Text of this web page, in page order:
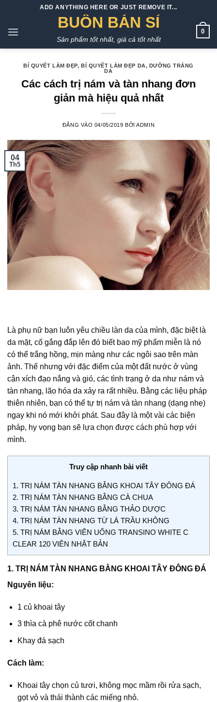
nội
ADD ANYTHING HERE OR JUST REMOVE IT...
BUÔN BÁN SỈ
Sản phẩm tốt nhất, giá cả tốt nhất
0
BÍ QUYẾT LÀM ĐẸP,BÍ QUYẾT LÀM ĐẸP DA, DƯỠNG TRẮNG
DA
Các cách trị nám và tàn nhang đơn
giản mà hiệu quả nhất
ĐĂNG VÀO 04/05/2019 BỞIADMIN
04
Th5
Là phụ nữ bạn luôn yêu chiều làn da của mình, đặc biệt là
da mặt, cố gắng đắp lên đó biết bao mỹ phẩm miễn là nó
có thể trắng hồng, mịn màng như các ngôi sao trên màn
ảnh. Thế nhưng với đặc điểm của một đất nước ở vùng
cận xích đạo nắng và gió, các tình trạng ở da như nám và
tàn nhang, lão hóa da xảy ra rất nhiều. Bằng các liệu pháp
thiên nhiên, bạn có thể tự trị nám và tàn nhang (dạng nhẹ)
ngay khi nó mới khởi phát. Sau đây là một vài các biện
pháp, hy vọng bạn sẽ lựa chọn được cách phù hợp với
mình.
Truy cập nhanh bài viết
1. TRỊ NÁM TÀN NHANG BẰNG KHOAI TÂY ĐÔNG ĐÁ
2. TRỊ NÁM TÀN NHANG BẰNG CÀ CHUA
3. TRỊ NÁM TÀN NHANG BẰNG THẢO DƯỢC
4. TRỊ NÁM TÀN NHANG TỪ LÁ TRẦU KHÔNG
5. TRỊ NÁM BẰNG VIÊN UỐNG TRANSINO WHITE C
CLEAR 120 VIÊN NHẬT BẢN
1. TRỊ NÁM TÀN NHANG BẰNG KHOAI TÂY ĐÔNG ĐÁ
Nguyên liệu:
1 củ khoai tây
3 thìa cà phê nước cốt chanh
Khay đá sạch
Cách làm:
Khoai tây chọn củ tươi, không mọc mầm rồi rửa sạch,
gọt vỏ và thái thành các miếng nhỏ.